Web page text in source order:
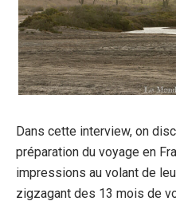
Dans cette interview, on
préparation du voyage en
impressions au volant de
zigzagant des 13 mois de